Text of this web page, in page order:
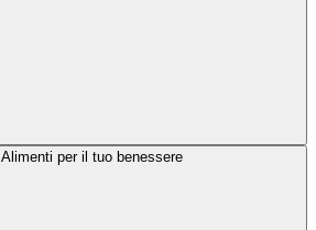
Alimenti per il tuo benessere